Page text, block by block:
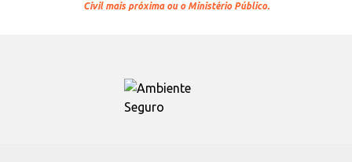
Civil mais próxima ou o Ministério Público.